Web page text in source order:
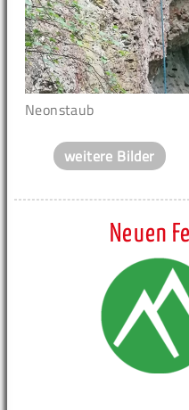
Neonstaub
weitere Bilder
Neuen